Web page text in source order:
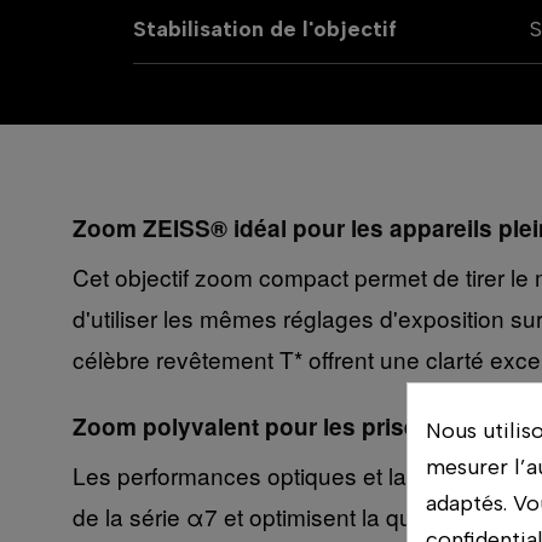
Stabilisation de l'objectif
Zoom ZEISS® idéal pour les appareils
Cet objectif zoom compact permet de tirer
d'utiliser les mêmes réglages d'exposition
célèbre revêtement T* offrent une clarté
Zoom polyvalent pour les prises de vue
Les performances optiques et la plage de
de la série α7 et optimisent la qualité de
Nous
mesurer
adaptés.